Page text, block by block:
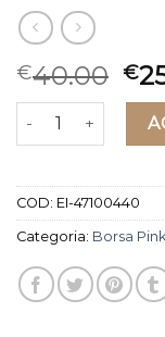
€40.00 €
borsa pinko nera
COD: EI-47100440
Categoria: Borsa